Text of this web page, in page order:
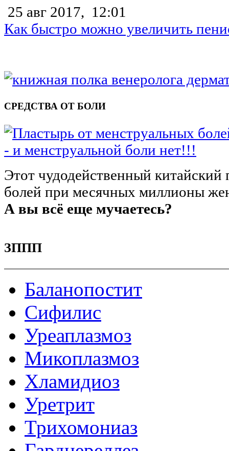
25 авг 2017, 12:01
Как быстро можно увеличить
СРЕДСТВА ОТ БОЛИ
- и менструальной боли нет!!!
Этот чудодейственный китайский
болей при месячных миллионы
А вы всё еще мучаетесь?
ЗППП
Баланопостит
Сифилис
Уреаплазмоз
Микоплазмоз
Хламидиоз
Уретрит
Трихомониаз